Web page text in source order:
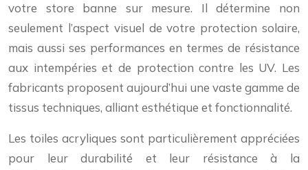
votre store banne sur mesure. Il détermine non
seulement l’aspect visuel de votre protection solaire,
mais aussi ses performances en termes de résistance
aux intempéries et de protection contre les UV. Les
fabricants proposent aujourd’hui une vaste gamme de
tissus techniques, alliant esthétique et fonctionnalité.
Les toiles acryliques sont particulièrement appréciées
pour leur durabilité et leur résistance à la